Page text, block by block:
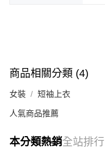
商品相關分類 (4)
女裝 短袖上衣
人氣商品推薦
本分類熱銷全站排行